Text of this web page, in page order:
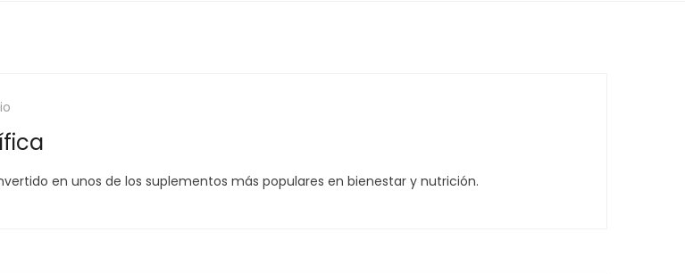
en unos de los suplementos más populares en bienestar y nutrición.